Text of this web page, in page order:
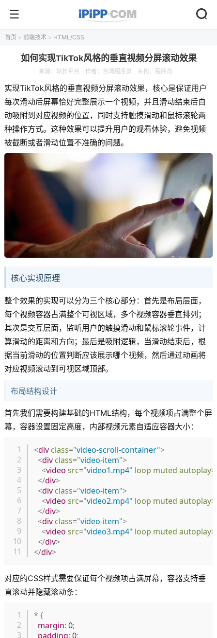
首页 > 前端技术 > HTML/CSS
如何实现TikTok风格的垂直视频分屏滚动效果
来源： 站长平台 作者：台湾程序员 头衔：程序员
实现TikTok风格的垂直视频分屏滚动效果，核心是保证用户
每次滑动后屏幕恰好完整展示一个视频，并且滑动结束后自
动吸附到对应视频的位置，同时支持触摸滑动和鼠标滚轮两
种操作方式。这种效果可以提升用户的观看体验，避免视频
被截断或者滑动位置不准确的问题。
核心实现原理
整个效果的实现可以分为三个核心部分：首先是布局层面，
每个视频容器占满整个可视区域，多个视频容器垂直排列；
其次是交互层面，监听用户的触摸滑动和鼠标滚轮事件，计
算滑动的距离和方向；最后是吸附逻辑，当滑动结束后，根
据当前滑动的位置判断应该展示哪个视频，然后通过动画将
对应视频滚动到可视区域顶部。
布局结构设计
首先我们需要构建基础的HTML结构，每个视频项占满整个屏
幕，容器设置固定高度，内部视频元素自适应容器大小：
<div class="video-scroll-container">
<div class="video-item">
<video src="video1.mp4" loop muted autoplay>
</div>
<div class="video-item">
<video src="video2.mp4" loop muted autoplay>
</div>
<div class="video-item">
<video src="video3.mp4" loop muted autoplay>
</div>
</div>
对应的CSS样式需要保证每个视频项占满屏幕，容器支持垂
直滚动并隐藏滚动条：
* {
margin: 0;
padding: 0;